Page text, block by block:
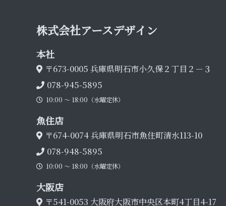
株式会社アース デ ザ イ ン
本 社
〒673-0005 兵庫県明石市小久保２丁目２－３
078-945-5895
10:00 〜 18:00（水曜定休）
魚 住 店
〒674-0074兵庫県明石市魚住町清水113-10
078-948-5895
10:00 〜 18:00（水曜定休）
大 阪 店
〒541-0053 大阪府大阪市中央区本町4丁目4-17